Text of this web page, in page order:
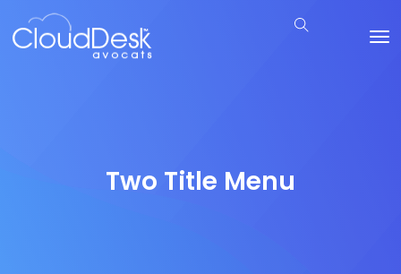
Two Title Menu